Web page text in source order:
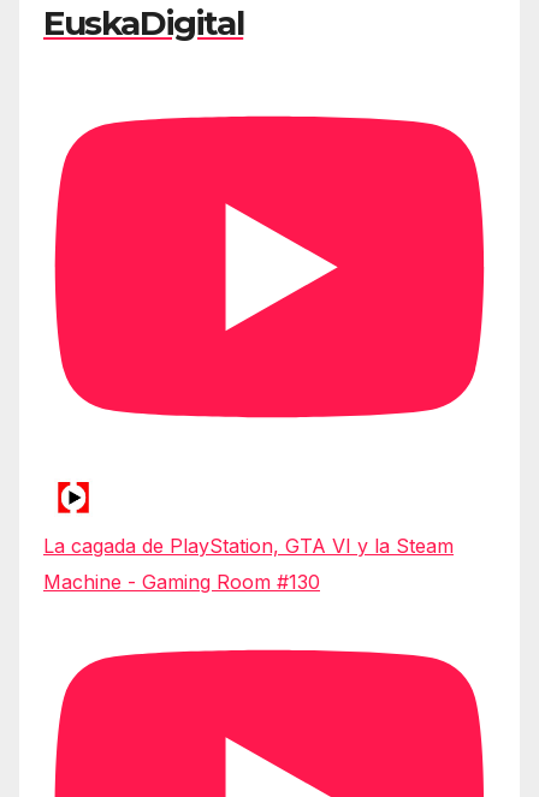
EuskaDigital
La cagada de PlayStation, GTA VI y la Steam
Machine - Gaming Room #130